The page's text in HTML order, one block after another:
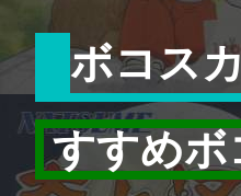
ボコス
すすめボ